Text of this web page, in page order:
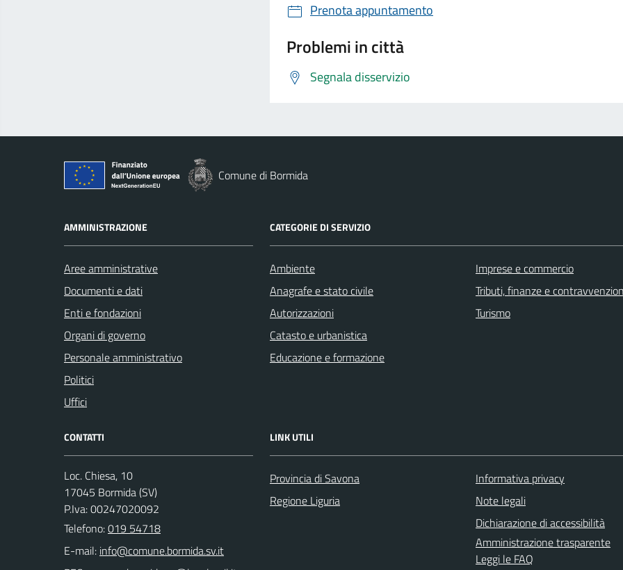
Prenota appuntamento
Problemi in città
Segnala disservizio
Comune di Bormida
AMMINISTRAZIONE
Aree amministrative
Documenti e dati
Enti e fondazioni
Organi di governo
Personale amministrativo
Politici
Uffici
CATEGORIE DI SERVIZIO
Ambiente
Anagrafe e stato civile
Autorizzazioni
Catasto e urbanistica
Educazione e formazione
Imprese e commercio
Tributi, finanze e
Turismo
CONTATTI
Loc. Chiesa, 10
17045 Bormida (SV)
P.Iva: 00247020092
Telefono:019 54718
E-mail:
LINK UTILI
Provincia di Savona
Regione Liguria
Informativa privacy
Note legali
Dichiarazione di accessibilità
Amministrazione trasparente
Leggi le FAQ